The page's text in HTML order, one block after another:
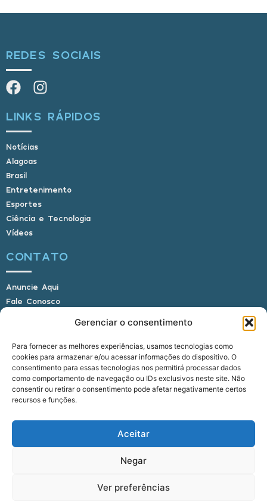
Gerenciar o consentimento
Para fornecer as melhores experiências, usamos tecnologias como
cookies para armazenar e/ou acessar informações do dispositivo. O
consentimento para essas tecnologias nos permitirá processar dados
como comportamento de navegação ou IDs exclusivos neste site. Não
consentir ou retirar o consentimento pode afetar negativamente certos
recursos e funções.
Aceitar
Negar
Ver preferências
REDES SOCIAIS
LINKS RÁPIDOS
Notícias
Alagoas
Brasil
Entretenimento
Esportes
Ciência e Tecnologia
Vídeos
CONTATO
Anuncie Aqui
Fale Conosco
E-mail: alagoasbrasilnoticias@gmail.com
Telefone: (82) 9 9691-0391 (Whatsapp)
Responsável Técnico: Crysthyan Carlos
Rua do Sau - Centro - Anadia - AL - CEP:
© 2022 - 2026 Alagoas Brasil Notícias. Todos os
direitos reservados.
fiveagência